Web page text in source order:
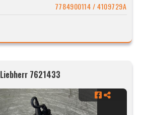
7784900114 / 4109729A
Liebherr 7621433